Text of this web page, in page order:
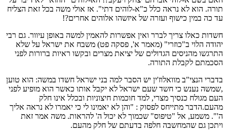
תורה. הוא לא נראה כלל כ"א-לוהים דתי". אז אולי משה בכל זאת הצליח
עד כה במין כישוף ועזרה של איזשהו אלוהים אחרים?!
חשדות כאלו צריך לברר ואין אפשרות להאמין למשה באופן עיוור. גם רבי
יהודה הלוי ב"כוזרי" (מאמר א', פסקה פט) משבח את ישראל על שלא
התרגשו מהניסים הגדולים של יציאת מצרים ובקשו ראיות ברורות לפני
הסכמתם לקבלת התורה.
בדברי הנצי"ב מוואלוז'ין יש הסבר למה בני ישראל חשדו במשה: הוא טוען
,שמשה נענש כי חשד שעם ישראל לא יקבל אותו כאשר הוא מופיע לפני
העם מגולח כנסיך מצרי, למד חוכמות חיצוניות ובכלל אינו חלק
מהעם.הדבר מתייחס לפסוק : "והן לא יאמינו לי כי יאמרו לא נראה אליך
ה'". משמע, אל "טיפוס" שכמוך לא יכול ה' להראות. משה אמר זאת
ויתכן גם שהמחשבה חלפה בדעתם של חלק מהעם.